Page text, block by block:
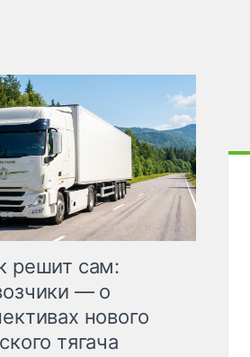
решит сам:
— о
нового
тягача